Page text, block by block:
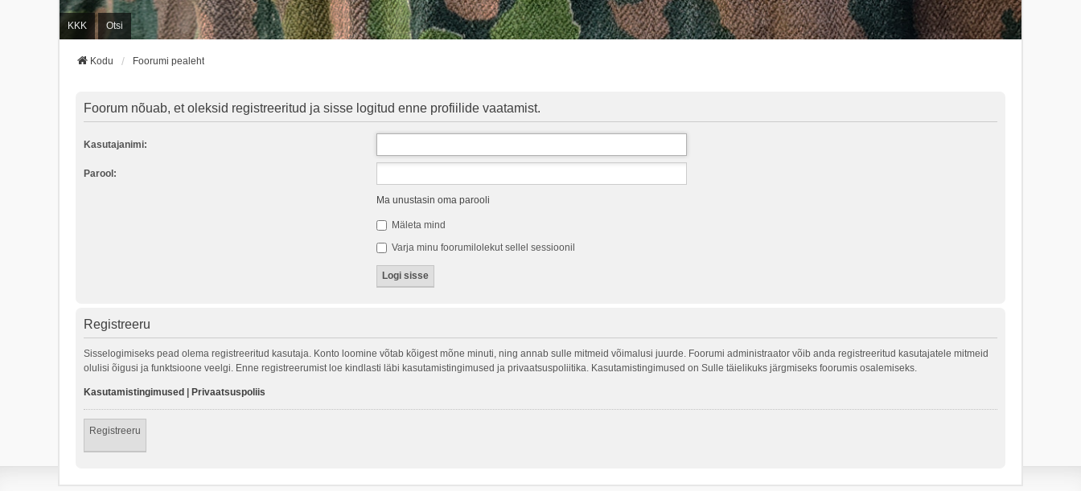
KKK Otsi
Kodu Foorumi pealeht
Foorum nõuab, et oleksid registreeritud ja sisse logitud enne profiilide vaatamist.
Kasutajanimi:
Parool:
Ma unustasin oma parooli
Mäleta mind
Varja minu foorumilolekut sellel sessioonil
Registreeru
Sisselogimiseks pead olema registreeritud kasutaja. Konto loomine võtab kõigest mõne minuti, ning annab sulle mitmeid võimalusi juurde. Foorumi administraator võib anda registreeritud kasutajatele mitmeid
olulisi õigusi ja funktsioone veelgi. Enne registreerumist loe kindlasti läbi kasutamistingimused ja privaatsuspoliitika. Kasutamistingimused on Sulle täielikuks järgmiseks foorumis osalemiseks.
Kasutamistingimused | Privaatsuspoliis
Registreeru